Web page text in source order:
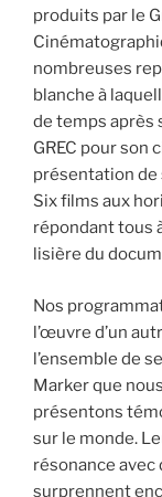
produits par le
nombreuses
blanche à
de temps après
GREC pour son
présentation de
Six films aux
répondant tous
lisière du
Nos
l’œuvre d’un
l’ensemble de
Marker que nous
présentons
sur le monde.
résonance
surprennent